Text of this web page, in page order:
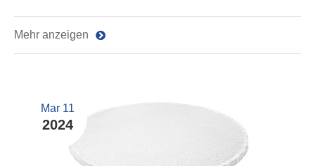
Mehr anzeigen
Mar 11
2024